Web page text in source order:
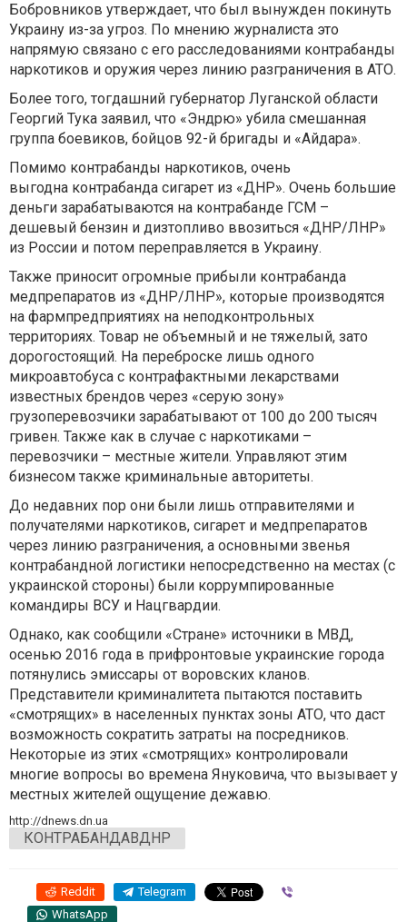
Бобровников утверждает, что был вынужден покинуть
Украину из-за угроз. По мнению журналиста это
напрямую связано с его расследованиями контрабанды
наркотиков и оружия через линию разграничения в АТО.
Более того, тогдашний губернатор Луганской области
Георгий Тука заявил, что «Эндрю» убила смешанная
группа боевиков, бойцов 92-й бригады и «Айдара».
Помимо контрабанды наркотиков, очень
выгодна контрабанда сигарет из «ДНР». Очень большие
деньги зарабатываются на контрабанде ГСМ –
дешевый бензин и дизтопливо ввозиться «ДНР/ЛНР»
из России и потом переправляется в Украину.
Также приносит огромные прибыли контрабанда
медпрепаратов из «ДНР/ЛНР», которые производятся
на фармпредприятиях на неподконтрольных
территориях. Товар не объемный и не тяжелый, зато
дорогостоящий. На переброске лишь одного
микроавтобуса с контрафактными лекарствами
известных брендов через «серую зону»
грузоперевозчики зарабатывают от 100 до 200 тысяч
гривен. Также как в случае с наркотиками –
перевозчики – местные жители. Управляют этим
бизнесом также криминальные авторитеты.
До недавних пор они были лишь отправителями и
получателями наркотиков, сигарет и медпрепаратов
через линию разграничения, а основными звенья
контрабандной логистики непосредственно на местах (с
украинской стороны) были коррумпированные
командиры ВСУ и Нацгвардии.
Однако, как сообщили «Стране» источники в МВД,
осенью 2016 года в прифронтовые украинские города
потянулись эмиссары от воровских кланов.
Представители криминалитета пытаются поставить
«смотрящих» в населенных пунктах зоны АТО, что даст
возможность сократить затраты на посредников.
Некоторые из этих «смотрящих» контролировали
многие вопросы во времена Януковича, что вызывает у
местных жителей ощущение дежавю.
http://dnews.dn.ua
КОНТРАБАНДАВДНР
Reddit Telegram
WhatsApp